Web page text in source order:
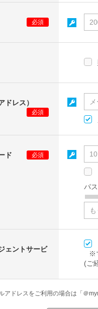
必須
ドレス）
必須
ド 必須
パ
ェントサービ
※
(ご
ドレスをご利用の場合は「＠